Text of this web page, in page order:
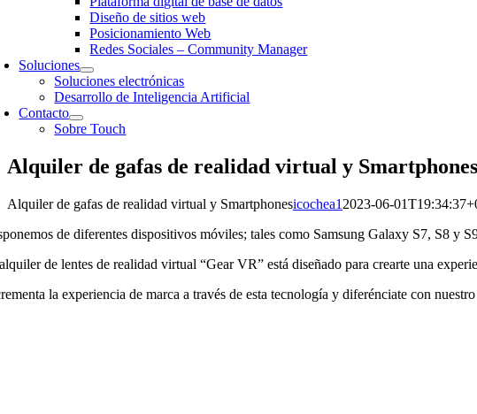
Diseño de sitios web
Posicionamiento Web
Redes Sociales – Community Manager
Soluciones
Soluciones electrónicas
Desarrollo de Inteligencia Artificial
Contacto
Sobre Touch
Alquiler de gafas de realidad virtual y Smartphones
Alquiler de gafas de realidad virtual y Smartphonesicochea1 2023-06-
de diferentes dispositivos móviles; tales como Samsung Galaxy S7, S8 y
de lentes de realidad virtual “Gear VR” está diseñado para crearte una
la experiencia de marca a través de esta tecnología y diferénciate con